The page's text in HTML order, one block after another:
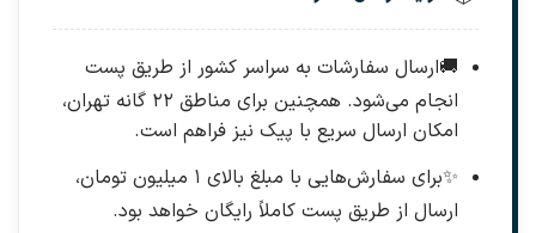
🚚ارسال سفارشات به سراسر کشور از طریق پست
انجام می‌شود. همچنین برای مناطق ۲۲ گانه تهران،
امکان ارسال سریع با پیک نیز فراهم است.
✨
برای سفارش‌هایی با مبلغ بالای ۱ میلیون تومان،
ارسال از طریق پست کاملاً رایگان خواهد بود.